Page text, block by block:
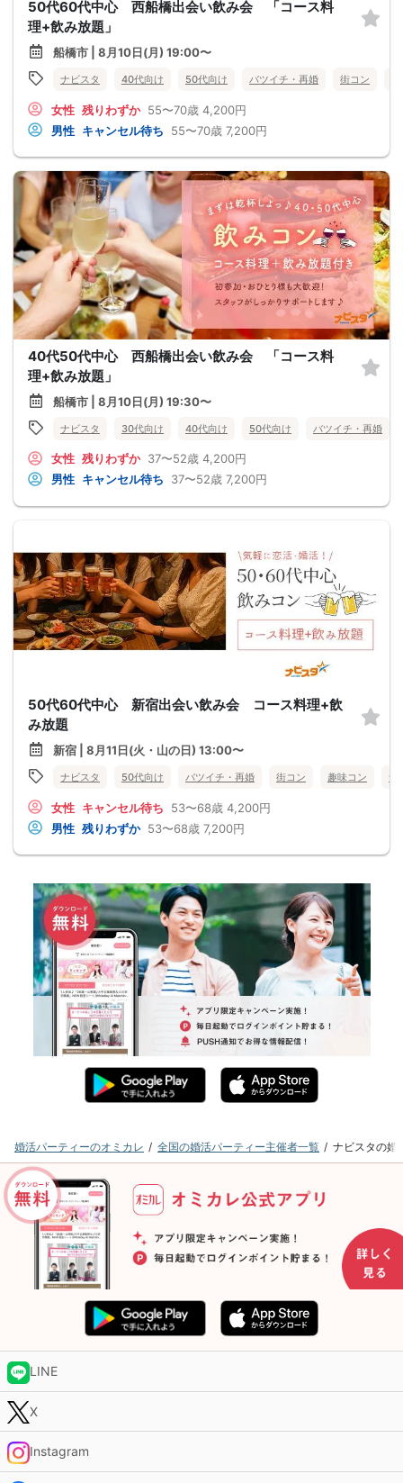
50代60代中心 西船橋出会い飲み会 「コース料
理+飲み放題」
船橋市 | 8月10日(月) 19:00〜
ナビスタ 40代向け 50代向け バツイチ・再婚 街コン
女性 残りわずか 55〜70歳 4,200円
男性 キャンセル待ち 55〜70歳 7,200円
40代50代中心 西船橋出会い飲み会 「コース料
理+飲み放題」
船橋市 | 8月10日(月) 19:30〜
ナビスタ 30代向け 40代向け 50代向け バツイチ・再婚
女性 残りわずか 37〜52歳 4,200円
男性 キャンセル待ち 37〜52歳 7,200円
50代60代中心 新宿出会い飲み会 コース料理+飲
み放題
新宿 | 8月11日(火・山の日) 13:00〜
ナビスタ 50代向け バツイチ・再婚 街コン 趣味コン 食
女性 キャンセル待ち 53〜68歳 4,200円
男性 残りわずか 53〜68歳 7,200円
婚活パーティーのオミカレ 全国の婚活パーティー主催者一覧 ナビスタの婚
LINE
X
Instagram